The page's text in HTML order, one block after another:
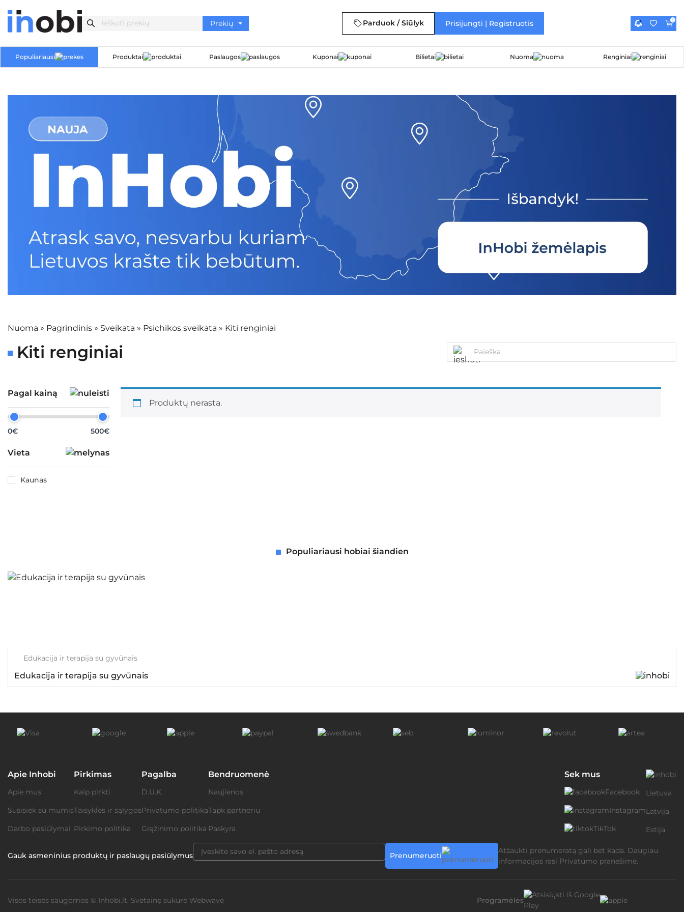
Parduok / Siūlyk Prisijungti | Registruotis 0
Populiariausi Produktai Paslaugos Kuponai Bilietai Nuoma Renginiai
Nuoma » Pagrindinis » Sveikata » Psichikos sveikata » Kiti renginiai
Kiti renginiai
Pagal kainą
0€ 500€
Vieta
Kaunas
Produktų nerasta.
Populiariausi hobiai šiandien
Edukacija ir terapija su gyvūnais
Edukacija ir terapija su gyvūnais
Apie Inhobi
Apie mus
Susisiek su mumis
Darbo pasiūlymai
Pirkimas
Kaip pirkti
Taisyklės ir sąlygos
Pirkimo politika
Pagalba
D.U.K.
Privatumo politika
Grąžinimo politika
Bendruomenė
Naujienos
Tapk partneriu
Paskyra
Sek mus
Facebook
Instagram
TikTok
Lietuva
Latvija
Estija
Gauk asmeninius produktų ir paslaugų pasiūlymus Prenumeruoti
Atšaukti prenumeratą gali bet kada. Daugiau
informacijos rasi Privatumo pranešime.
Visos teisės saugomos © Inhobi.lt. Svetainę sukūrė Webwave Programėlės